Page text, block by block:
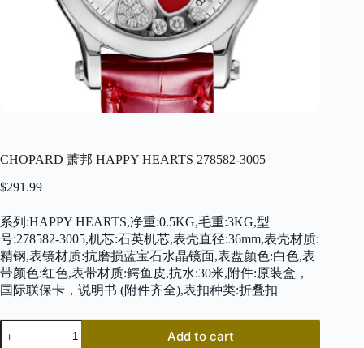
CHOPARD 萧邦 HAPPY HEARTS 278582-3005
$291.99
系列:HAPPY HEARTS,净重:0.5KG,毛重:3KG,型
号:278582-3005,机芯:石英机芯,表壳直径:36mm,表壳材质:
精钢,表镜材质:抗磨损蓝宝石水晶镜面,表盘颜色:白色,表
带颜色:红色,表带材质:鳄鱼皮,抗水:30米,附件:原装盒，
国际联保卡，说明书 (附件齐全),表扣种类:折叠扣
CHOPARD
萧
Add to cart